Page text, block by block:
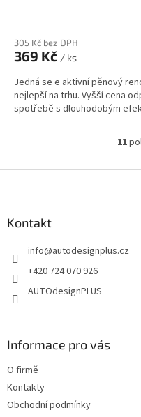
305 Kč bez DPH
369 Kč / ks
Jedná se e aktivní pěnový
nejlepší na trhu. Vyšší cena
spotřebě s dlouhodobým
11
Kontakt
info@autodesignplus.cz
+420 724 070 926
AUTOdesignPLUS
Informace pro vás
O firmě
Kontakty
Obchodní podmínky